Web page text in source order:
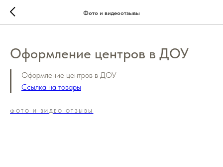
Фото и видеоотзывы
Оформление центров в ДОУ
Оформление центров в ДОУ
Ссылка на товары
ФОТО И ВИДЕО ОТЗЫВЫ